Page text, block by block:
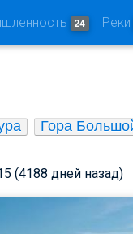
24
Гора
(4188 дней назад)